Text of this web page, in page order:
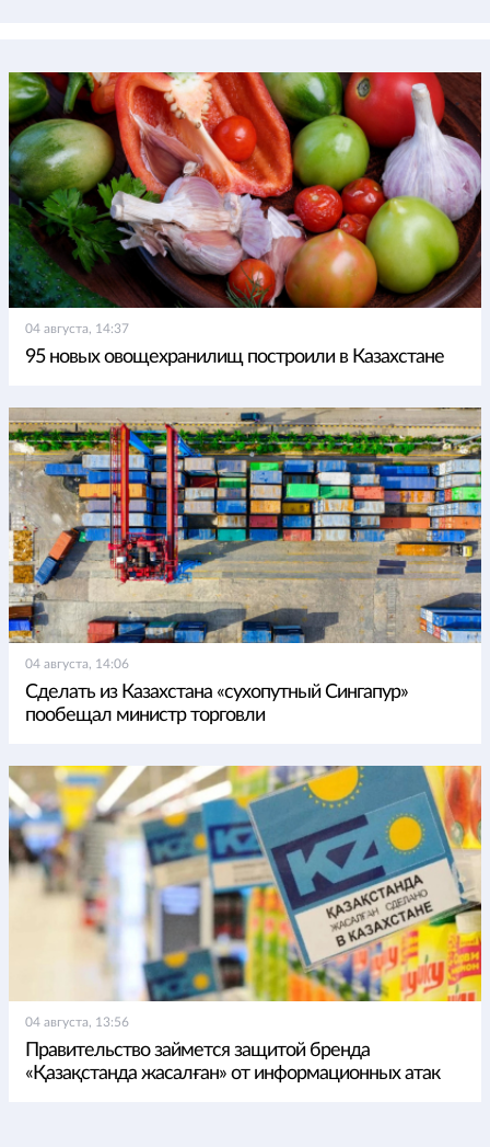
04 августа, 14:37
95 новых овощехранилищ построили в Казахстане
04 августа, 14:06
Сделать из Казахстана «сухопутный Сингапур»
пообещал министр торговли
04 августа, 13:56
Правительство займется защитой бренда
«Қазақстанда жасалған» от информационных атак